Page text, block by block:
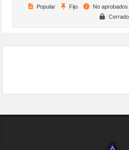
Popular
Fijo No aprobados
Cerrado